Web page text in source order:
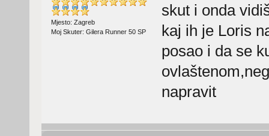
Mjesto: Zagreb
Moj Skuter: Gilera Runner 50 SP
skut i onda
kaj ih je Loris
posao i da se
napravit